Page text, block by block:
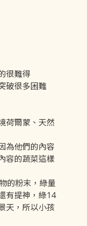
很難得
破很多困難
荷爾蒙、天然
為他們的內容
容的蔬菜這樣
的粉末，綠量
有提神，綠14
天，所以小孩